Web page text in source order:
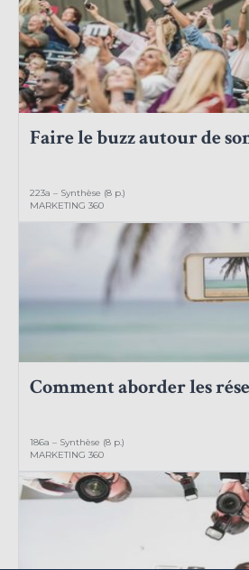
Faire le buzz autour de
223a – Synthèse (8 p.)
MARKETING 360
Comment aborder les
186a – Synthèse (8 p.)
MARKETING 360